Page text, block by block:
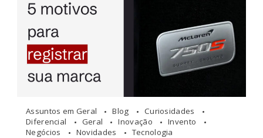
Assuntos em Geral Blog
Curiosidades
Diferencial
Geral Inovação
Invento
Negócios
Novidades Tecnologia